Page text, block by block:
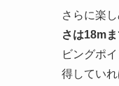
さらに楽
さは18m
ビングポ
得してい